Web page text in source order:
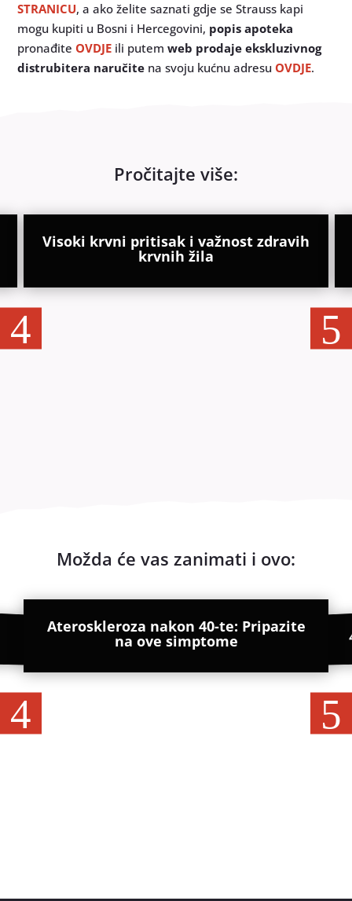
STRANICU, a ako želite saznati gdje se Strauss kapi
mogu kupiti u Bosni i Hercegovini, popis apoteka
pronađite OVDJE ili putemweb prodaje ekskluzivnog
distrubitera naručite na svoju kućnu adresu OVDJE.
Pročitajte više:
Visoki krvni pritisak i važnost zdravih
krvnih žila
Možda će vas zanimati i ovo:
Ateroskleroza nakon 40-te: Pripazite
na ove simptome